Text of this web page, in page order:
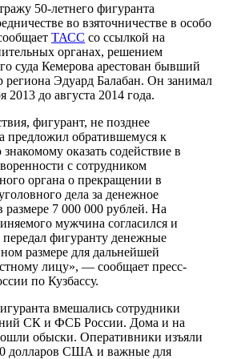
50-летнего фигуранта
во взяточничестве в особо
ТАСС со ссылкой на
органах, решением
суда Кемерова арестован бывший
региона Эдуард Балабан. Он занимал
2013 до августа 2014 года.
фигурант, не позднее
предложил обратившемуся к
оказать содействие в
с сотрудником
органа о прекращении в
дела за денежное
размере 7 000 000 рублей. На
мужчина согласился и
фигуранту денежные
размере для дальнейшей
лицу», — сообщает пресс-
по Кузбассу.
вмешались сотрудники
СК и ФСБ России. Дома и на
обыски. Оперативники изъяли
долларов США и важные для